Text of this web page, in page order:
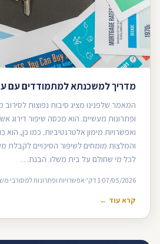
מדריך למשכנתא למתמודדים עם
המאמר שלפנינו מציג סיבות נפוצות
ופתרונות מעשיים. הוא מכסה שיפור דירוג
ואפשרויות מימון אלטרנטיביות. כמו כן, הוא
והמלצות מומחים לשיפור הסיכויים לקבלת
לכל מי שחולם על בית משלו. הבנת…
07/05/2026 1 דק' אפשרויות ופתרונות למסורבי
קרא עוד ←